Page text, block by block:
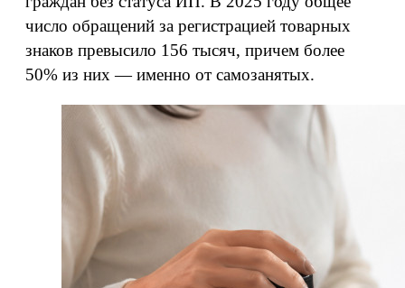
число обращений за регистрацией товарных
знаков превысило 156 тысяч, причем более
50% из них — именно от самозанятых.